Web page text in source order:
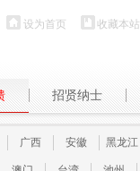
设为首页 收藏本站
招贤纳士
广西 安徽 黑龙江